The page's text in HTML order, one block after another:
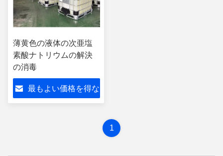
薄黄色の液体の次亜塩
素酸ナトリウムの解決
の消毒
最もよい価格を得な
1